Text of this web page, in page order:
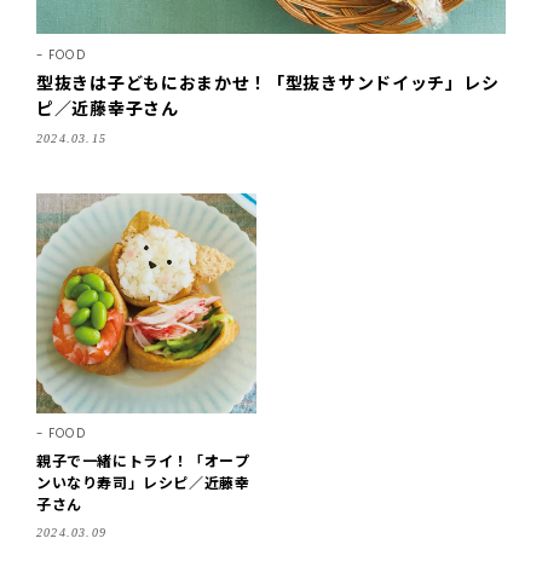
FOOD
型抜きは子どもにおまかせ！「型抜きサンドイッチ」レシ
ピ／近藤幸子さん
2024.03.15
FOOD
親子で一緒にトライ！「オープ
ンいなり寿司」レシピ／近藤幸
子さん
2024.03.09